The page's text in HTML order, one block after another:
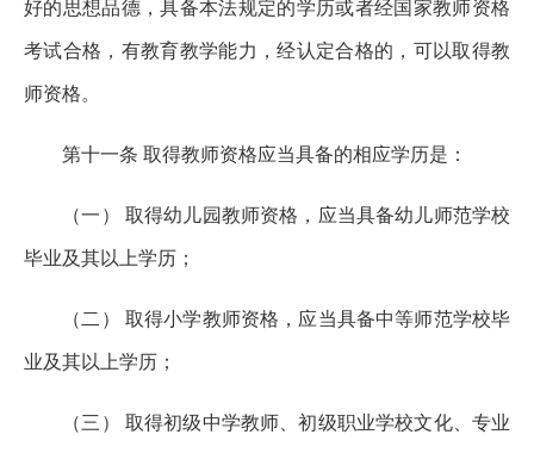
好的思想品德，具备本法规定的学历或者经国家教师资格
考试合格，有教育教学能力，经认定合格的，可以取得教
师资格。
第十一条 取得教师资格应当具备的相应学历是：
（一） 取得幼儿园教师资格，应当具备幼儿师范学校
毕业及其以上学历；
（二） 取得小学教师资格，应当具备中等师范学校毕
业及其以上学历；
（三） 取得初级中学教师、初级职业学校文化、专业